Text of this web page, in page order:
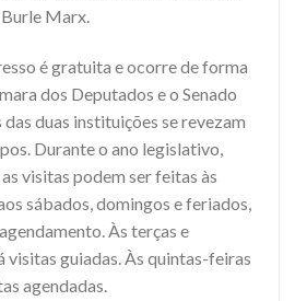
Marx.
é gratuita e ocorre de forma
dos Deputados e o Senado
duas instituições se revezam
Durante o ano legislativo,
visitas podem ser feitas às
sábados, domingos e feriados,
Às terças e
visitas guiadas. Às quintas-feiras
agendadas.